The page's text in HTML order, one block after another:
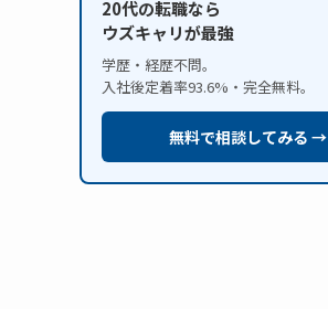
20代の転職なら
ウズキャリが最強
学歴・経歴不問。
入社後定着率93.6%・完全無料。
無料で相談してみる →